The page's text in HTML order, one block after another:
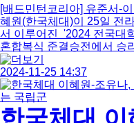
[배드민턴코리아] 유준서-
혜원(한국체대)이 25일 전
서 이루어진 '2024 전국대
혼합복식 준결승전에서 승
2024-11-25 14:37